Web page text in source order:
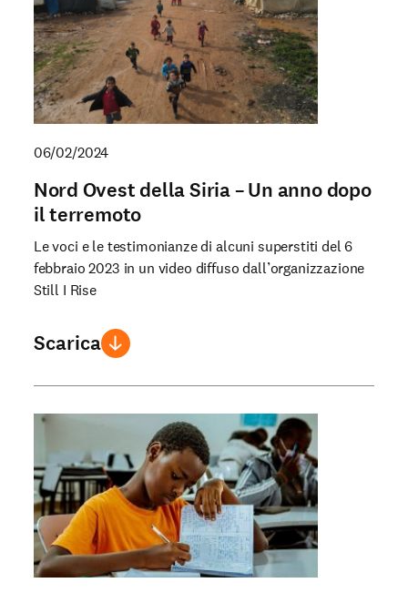
06/02/2024
Nord Ovest della Siria – Un anno dopo
il terremoto
Le voci e le testimonianze di alcuni superstiti del 6
febbraio 2023 in un video diffuso dall’organizzazione
Still I Rise
Scarica